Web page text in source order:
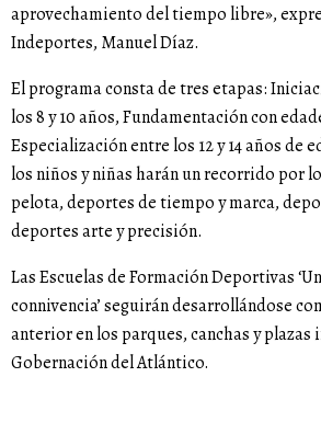
aprovechamiento del tiempo libre»,
Indeportes, Manuel Díaz.
El programa consta de tres etapas:
los 8 y 10 años, Fundamentación con
Especialización entre los 12 y 14 años de
los niños y niñas harán un recorrido por
pelota, deportes de tiempo y marca,
deportes arte y precisión.
Las Escuelas de Formación Deportivas
connivencia’ seguirán desarrollándose
anterior en los parques, canchas y plazas
Gobernación del Atlántico.